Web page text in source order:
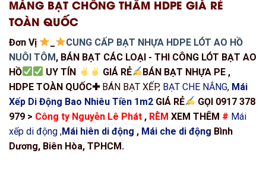
MÀNG BẠT CHỐNG THẤM HDPE GIÁ RẺ
TOÀN QUỐC
Đơn Vị
CUNG CẤP BẠT NHỰA HDPE LÓT AO HỒ
NUÔI TÔM, BÁN BẠT CÁC LOẠI - THI CÔNG LÓT BẠT AO
HỒ
UY TÍN GIÁ RẺ
BÁN BẠT NHỰA PE ,
HDPE TOÀN QUỐC✚BÁN BẠT XẾP, BẠT CHE NẮNG, Mái
Xếp Di Động Bao Nhiêu Tiền 1m2 GIÁ RẺ
GỌI 0917 378
979 > Công ty Nguyễn Lê Phát , RÈM XEM THÊM # Mái
xếp di động ,Mái hiên di động , Mái che di động Bình
Dương, Biên Hòa, TPHCM.